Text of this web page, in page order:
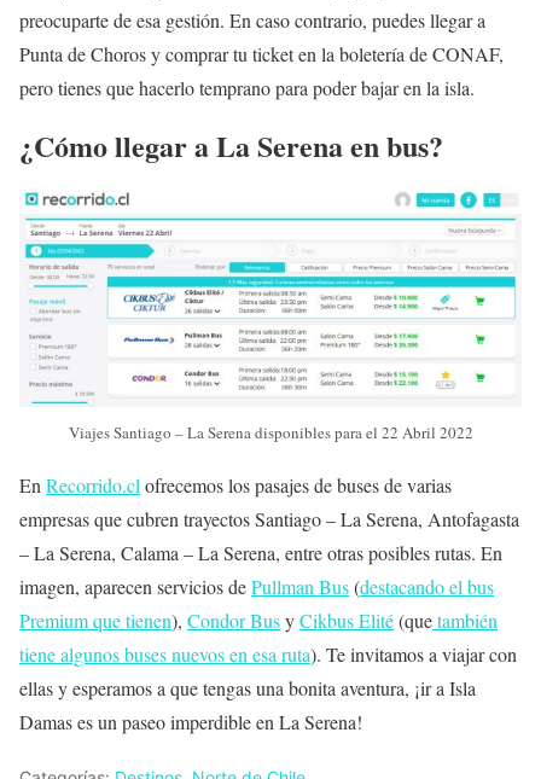
preocuparte de esa gestión. En caso contrario, puedes llegar a
Punta de Choros y comprar tu ticket en la boletería de CONAF,
pero tienes que hacerlo temprano para poder bajar en la isla.
¿Cómo llegar a La Serena en bus?
Viajes Santiago – La Serena disponibles para el 22 Abril 2022
En Recorrido.cl ofrecemos los pasajes de buses de varias
empresas que cubren trayectos Santiago – La Serena, Antofagasta
– La Serena, Calama – La Serena, entre otras posibles rutas. En
imagen, aparecen servicios dePullman Bus(destacando el bus
Premium que tienen), Condor BusyCikbus Elité(quetambién
tiene algunos buses nuevos en esa ruta). Te invitamos a viajar con
ellas y esperamos a que tengas una bonita aventura, ¡ir a Isla
Damas es un paseo imperdible en La Serena!